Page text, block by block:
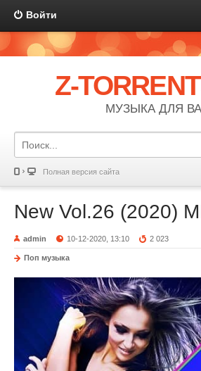
Войти
Z-
МУЗЫКА ДЛЯ
Полная версия сайта
New Vol.26 (2020)
admin 10-12-2020, 13:10 2 023
Поп музыка